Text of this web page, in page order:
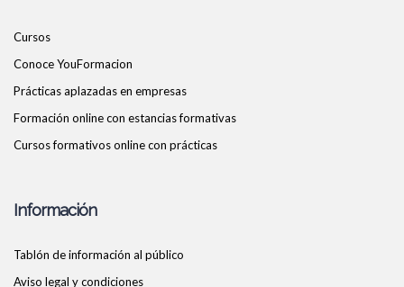
Cursos
Conoce YouFormacion
Prácticas aplazadas en empresas
Formación online con estancias formativas
Cursos formativos online con prácticas
Información
Tablón de información al público
Aviso legal y condiciones